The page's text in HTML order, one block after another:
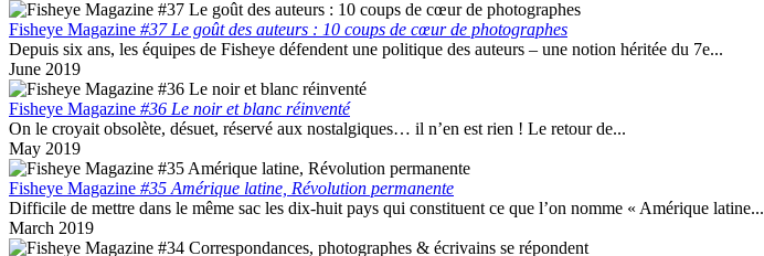
Fisheye Magazine #37 Le goût des auteurs : 10 coups de cœur de photographes
Depuis six ans, les équipes de Fisheye défendent une politique des auteurs – une notion héritée du 7e...
June 2019
Fisheye Magazine #36 Le noir et blanc réinventé
On le croyait obsolète, désuet, réservé aux nostalgiques… il n’en est rien ! Le retour de...
May 2019
Fisheye Magazine #35 Amérique latine, Révolution permanente
Difficile de mettre dans le même sac les dix-huit pays qui constituent ce que l’on nomme « Amérique latine...
March 2019